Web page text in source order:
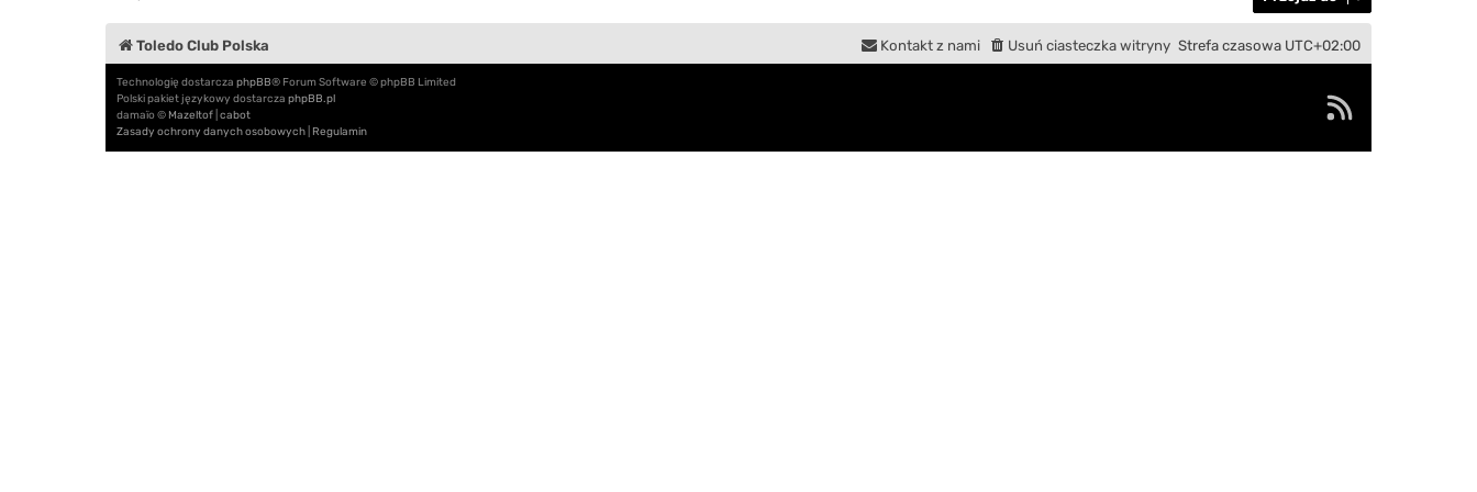
Toledo Club Polska Strefa czasowa UTC+02:00
Usuń ciasteczka witryny
Kontakt z nami
Technologię dostarcza phpBB® Forum Software © phpBB Limited
Polski pakiet językowy dostarcza phpBB.pl
damaïo © Mazeltof cabot
Zasady ochrony danych osobowych Regulamin